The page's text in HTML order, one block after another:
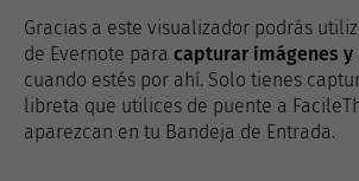
Gracias a este visualizador podrás
de Evernote para capturar imágenes y
cuando estés por ahí. Solo tienes
libreta que utilices de puente a
aparezcan en tu Bandeja de Entrada.